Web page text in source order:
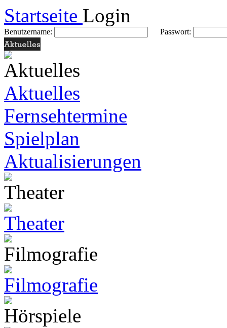
Startseite Login
Benutzername: Passwort:
Aktuelles
Fernsehtermine
Spielplan
Aktualisierungen